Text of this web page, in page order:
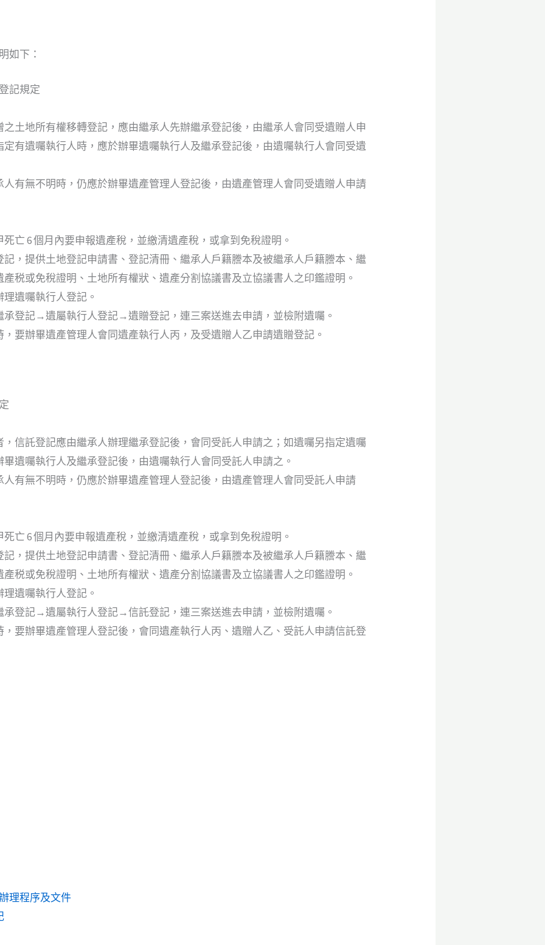
如下：
記規定
之土地所有權移轉登記，應由繼承人先辦繼承登記後，由繼承人會同受遺贈人申
定有遺囑執行人時，應於辦畢遺囑執行人及繼承登記後，由遺囑執行人會同受遺
人有無不明時，仍應於辦畢遺產管理人登記後，由遺產管理人會同受遺贈人申請
亡 6 個月內要申報遺產稅，並繳清遺產稅，或拿到免稅證明。
記，提供土地登記申請書、登記清冊、繼承人戶籍謄本及被繼承人戶籍謄本、繼
税或免稅證明、土地所有權狀、遺產分割協議書及立協議書人之印鑑證明。
遺囑執行人登記。
承登記→遺屬執行人登記→遺贈登記，連三案送進去申請，並檢附遺囑。
要辦畢遺產管理人會同遺產執行人丙，及受遺贈人乙申請遺贈登記。
，信託登記應由繼承人辦理繼承登記後，會同受託人申請之；如遺囑另指定遺囑
遺囑執行人及繼承登記後，由遺囑執行人會同受託人申請之。
人有無不明時，仍應於辦畢遺產管理人登記後，由遺產管理人會同受託人申請
亡 6 個月內要申報遺產稅，並繳清遺產稅，或拿到免稅證明。
記，提供土地登記申請書、登記清冊、繼承人戶籍謄本及被繼承人戶籍謄本、繼
税或免稅證明、土地所有權狀、遺產分割協議書及立協議書人之印鑑證明。
遺囑執行人登記。
承登記→遺屬執行人登記→信託登記，連三案送進去申請，並檢附遺囑。
，要辦畢遺產管理人登記後，會同遺產執行人丙、遺贈人乙、受託人申請信託登
理程序及文件